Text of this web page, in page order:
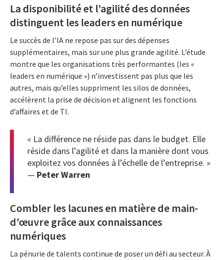
La disponibilité et l’agilité des données
distinguent les leaders en numérique
Le succès de l’IA ne repose pas sur des dépenses
supplémentaires, mais sur une plus grande agilité. L’étude
montre que les organisations très performantes (les «
leaders en numérique ») n’investissent pas plus que les
autres, mais qu’elles suppriment les silos de données,
accélèrent la prise de décision et alignent les fonctions
d’affaires et de TI.
« La différence ne réside pas dans le budget. Elle
réside dans l’agilité et dans la manière dont vous
exploitez vos données à l’échelle de l’entreprise. »
— Peter Warren
Combler les lacunes en matière de main-
d’œuvre grâce aux connaissances
numériques
La pénurie de talents continue de poser un défi au secteur. À